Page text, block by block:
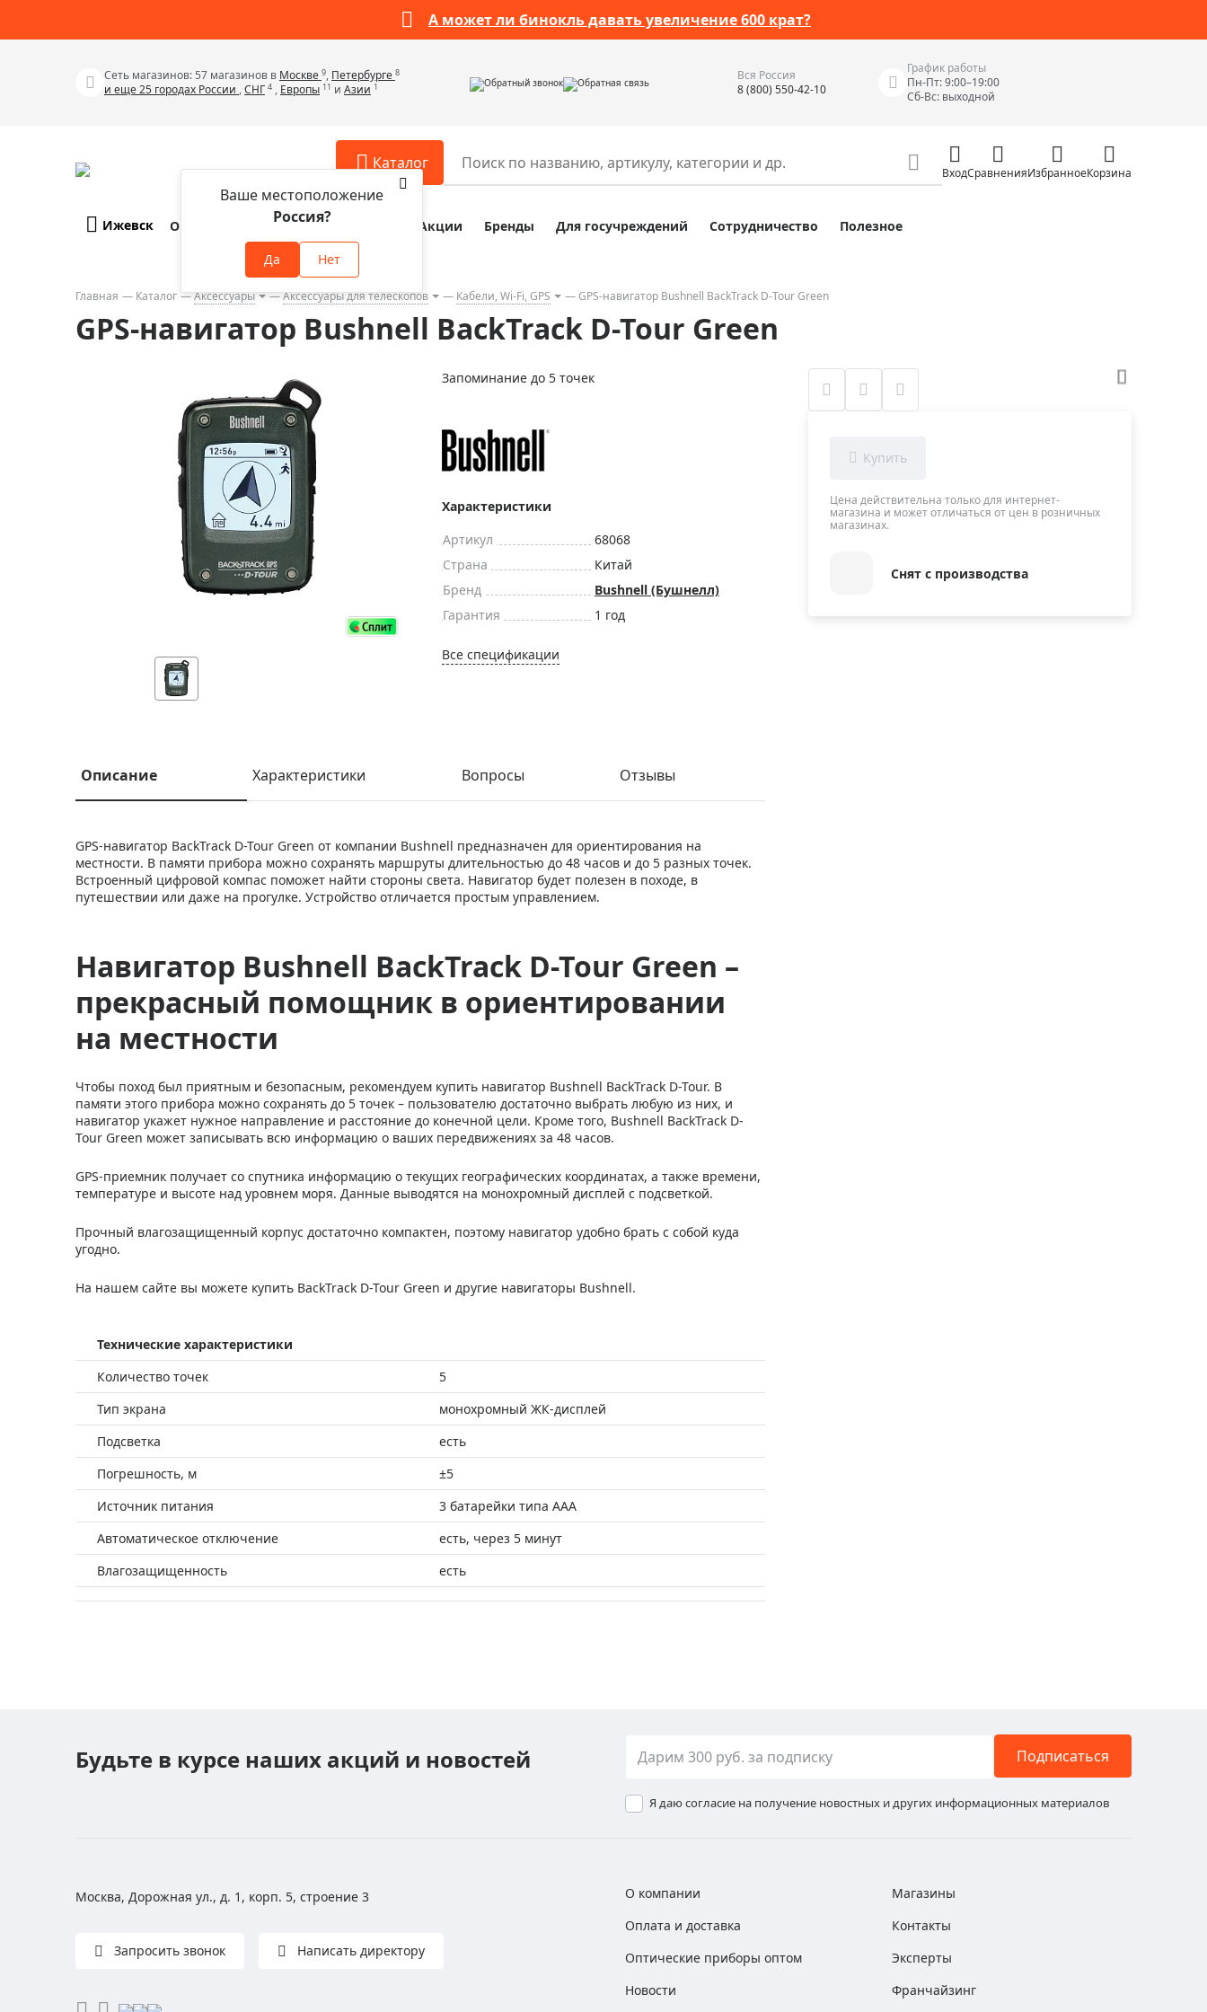
А может ли бинокль давать увеличение 600 крат?
Сеть магазинов: 57 магазинов в Москве 9, Петербурге 8
и еще 25 городах России ,СНГ 4 , Европы 11 и Азии 1 Обратный звонок Обратная связь
Вся Россия
8 (800) 550-42-10
График работы
Пн-Пт: 9:00–19:00
Сб-Вс: выходной
Каталог
Телескопы
Бинокли
Зрительные трубы
Приборы ночного видения
Метеостанции, барометры, часы
Discovery (Дискавери)
Астропланетарии
Аксессуары для микроскопов
Аксессуары для зрительных труб
Аксессуары для луп
Распродажа выставочных образцов
Разное
Компасы
Наборы исследователя Bresser Junior
Трихинеллоскопы
Карты, постеры, литература
Фонари
Измерительные инструменты
Приборы неразрушающего контроля
Приборы теплового контроля
Детекторы проводки
Лазерные дальномеры
ВходСравненияИзбранноеКорзина
Ижевск
Ваше местоположение
Россия?
Да Нет
О компании Оплата и доставка Акции Бренды Для госучреждений Сотрудничество Полезное
Главная Каталог Аксессуары Аксессуары для телескопов Кабели, Wi-Fi, GPS GPS-навигатор Bushnell BackTrack D-Tour Green
GPS-навигатор Bushnell BackTrack D-Tour Green
Запоминание до 5 точек
Характеристики
Артикул
68068
Страна
Китай
Бренд
Bushnell (Бушнелл)
Гарантия
1 год
Все спецификации
Описание Характеристики Вопросы Отзывы
GPS-навигатор BackTrack D-Tour Green от компании Bushnell предназначен для ориентирования на
местности. В памяти прибора можно сохранять маршруты длительностью до 48 часов и до 5 разных точек.
Встроенный цифровой компас поможет найти стороны света. Навигатор будет полезен в походе, в
путешествии или даже на прогулке. Устройство отличается простым управлением.
Навигатор Bushnell BackTrack D-Tour Green –
прекрасный помощник в ориентировании
на местности
Чтобы поход был приятным и безопасным, рекомендуем купить навигатор Bushnell BackTrack D-Tour. В
памяти этого прибора можно сохранять до 5 точек – пользователю достаточно выбрать любую из них, и
навигатор укажет нужное направление и расстояние до конечной цели. Кроме того, Bushnell BackTrack D-
Tour Green может записывать всю информацию о ваших передвижениях за 48 часов.
GPS-приемник получает со спутника информацию о текущих географических координатах, а также времени,
температуре и высоте над уровнем моря. Данные выводятся на монохромный дисплей с подсветкой.
Прочный влагозащищенный корпус достаточно компактен, поэтому навигатор удобно брать с собой куда
угодно.
На нашем сайте вы можете купить BackTrack D-Tour Green и другие навигаторы Bushnell.
Технические характеристики
Количество точек
5
Тип экрана
монохромный ЖК-дисплей
Подсветка
есть
Погрешность, м
±5
Источник питания
3 батарейки типа AAA
Автоматическое отключение
есть, через 5 минут
Влагозащищенность
есть
Цена действительна только для интернет-
магазина и может отличаться от цен в розничных
магазинах.
Снят с производства
Будьте в курсе наших акций и новостей Подписаться
Я даю согласие на получение новостных и других информационных материалов
Москва, Дорожная ул., д. 1, корп. 5, строение 3
Запросить звонок Написать директору
О компании
Оплата и доставка
Оптические приборы оптом
Новости
Магазины
Контакты
Эксперты
Франчайзинг